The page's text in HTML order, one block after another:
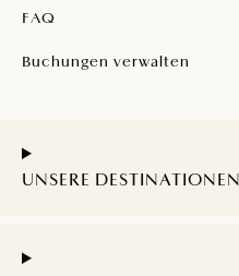
FAQ
Buchungen verwalten
UNSERE DESTINATIONEN